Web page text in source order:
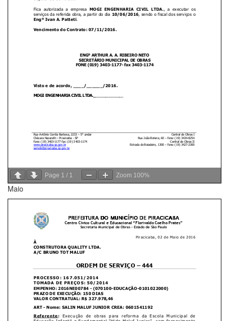
Page 1 / 1 Zoom 100%
Maio